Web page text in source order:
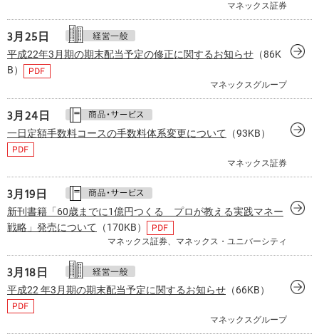
マネックス証券
3月25日
平成22年3月期の期末配当予定の修正に関するお知らせ （86K
B）
マネックスグループ
3月24日
一日定額手数料コースの手数料体系変更について （93KB）
マネックス証券
3月19日
新刊書籍「60歳までに1億円つくる プロが教える実践マネー
戦略」発売について （170KB）
マネックス証券、マネックス・ユニバーシティ
3月18日
平成22 年3月期の期末配当予定に関するお知らせ （66KB）
マネックスグループ